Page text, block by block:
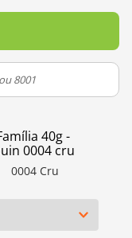
0004 Cru